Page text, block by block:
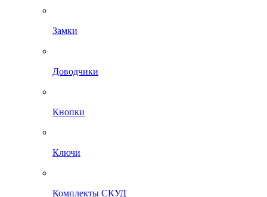
Замки
Доводчики
Кнопки
Ключи
Комплекты СКУД